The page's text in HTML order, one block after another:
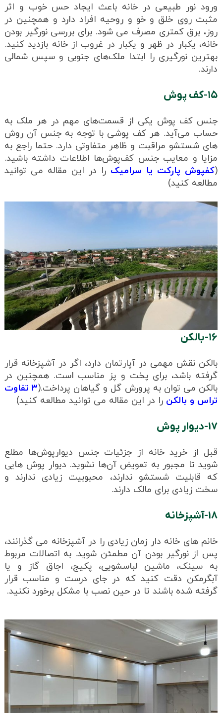
ورود نور طبیعی در خانه باعث ایجاد حس خوب و اثر
مثبت روی خلق و خو و روحیه افراد دارد و همچنین در
روز، برق کمتری مصرف می شود. برای بررسی نورگیر بودن
خانه، یکبار در ظهر و یکبار در غروب از خانه بازدید کنید.
بهترین نورگیری را ابتدا ملک‌های جنوبی و سپس شمالی
دارند.
۱۵-کف پوش
جنس کف پوش یکی از قسمت‌های مهم در هر ملک به
حساب می‌آید. هر کف‌ پوشی با توجه به جنس آن روش
های شستشو مراقبت و ظاهر متفاوتی دارد. حتما راجع به
مزایا و معایب جنس کف‌پوش‌ها اطلاعات داشته باشید.
(کفپوش پارکت یا سرامیک را در این مقاله می توانید
مطالعه کنید)
۱۶-بالکن
بالکن نقش مهمی در آپارتمان دارد، اگر در آشپزخانه قرار
گرفته باشد، برای پخت و پز مناسب است. همچنین در
بالکن می توان به پرورش گل و گیاهان پرداخت.( ۳ تفاوت
تراس و بالکن را در این مقاله می توانید مطالعه کنید)
۱۷-دیوار پوش
قبل از خرید خانه از جزئیات جنس دیوارپوش‌ها مطلع
شوید تا مجبور به تعویض آن‌ها نشوید. دیوار پوش هایی
که قابلیت شستشو ندارند، محبوبیت زیادی ندارند و
سخت زیادی برای مالک دارند.
۱۸-آشپزخانه
خانم های خانه دار زمان زیادی را در آشپزخانه می گذرانند،
پس از نورگیر بودن آن مطمئن شوید. به اتصالات مربوط
به سینک، ماشین لباسشویی، پکیج، اجاق گاز و یا
آبگرمکن دقت کنید که در جای درست و مناسب قرار
گرفته شده باشند تا در حین نصب با مشکل برخورد نکنید.